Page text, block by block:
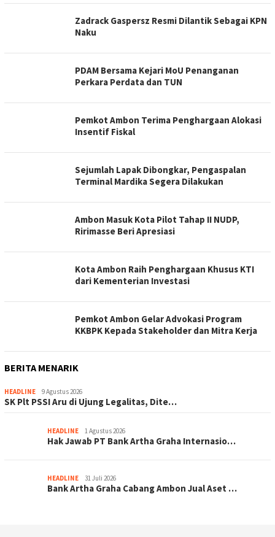
Zadrack Gaspersz Resmi Dilantik Sebagai KPN
Naku
PDAM Bersama Kejari MoU Penanganan
Perkara Perdata dan TUN
Pemkot Ambon Terima Penghargaan Alokasi
Insentif Fiskal
Sejumlah Lapak Dibongkar, Pengaspalan
Terminal Mardika Segera Dilakukan
Ambon Masuk Kota Pilot Tahap II NUDP,
Ririmasse Beri Apresiasi
Kota Ambon Raih Penghargaan Khusus KTI
dari Kementerian Investasi
Pemkot Ambon Gelar Advokasi Program
KKBPK Kepada Stakeholder dan Mitra Kerja
BERITA MENARIK
HEADLINE 9 Agustus 2026
SK Plt PSSI Aru di Ujung Legalitas, Dite…
HEADLINE 1 Agustus 2026
Hak Jawab PT Bank Artha Graha Internasio…
HEADLINE 31 Juli 2026
Bank Artha Graha Cabang Ambon Jual Aset …